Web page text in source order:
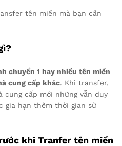
tên miền mà bạn cần
chuyển 1 hay nhiều tên miền
cung cấp khác. Khi transfer,
cấp mới những vẫn duy
gia hạn thêm thời gian sử
khi Tranfer tên miền